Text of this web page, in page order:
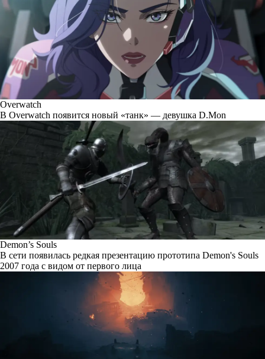
Overwatch
В Overwatch появится новый «танк» — девушка D.Mon
Demon’s Souls
В сети появилась редкая презентацию прототипа Demon's Souls
2007 года с видом от первого лица